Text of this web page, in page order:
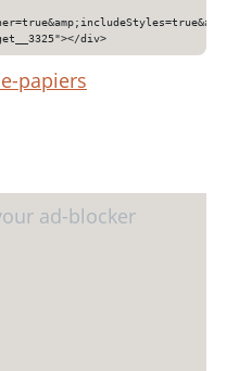
div>
papiers